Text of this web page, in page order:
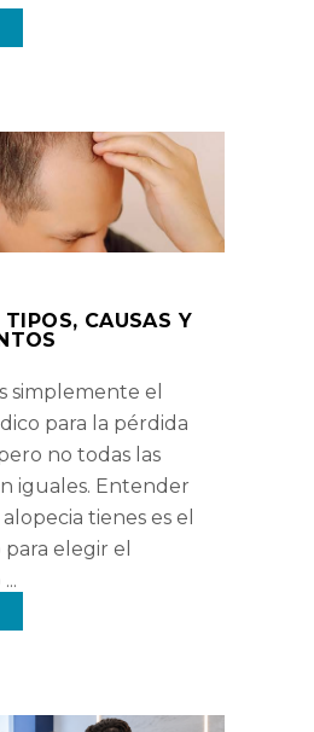
CAUSAS Y
simplemente el
para la pérdida
no todas las
iguales. Entender
tienes es el
elegir el